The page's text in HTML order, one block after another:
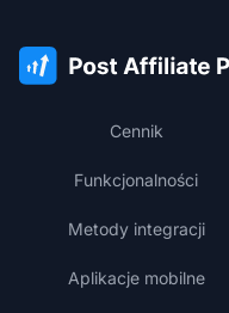
Cennik
Funkcjonalności
Metody integracji
Aplikacje mobilne